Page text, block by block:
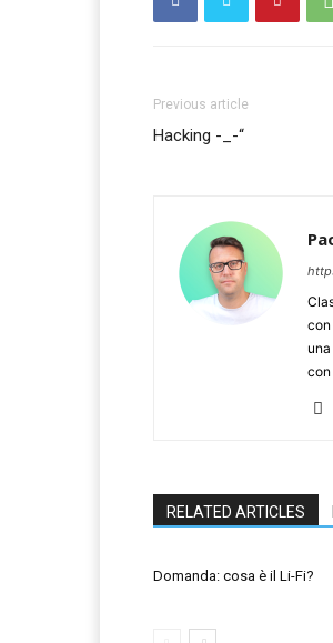
Previous article
Hacking -_-“
con
con
RELATED ARTICLES
Domanda: cosa è il Li-Fi?